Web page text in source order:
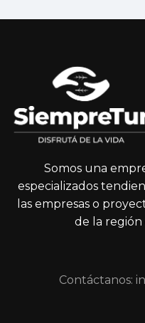
Somos una
especializados
las empresas o
de la
Contáctanos: